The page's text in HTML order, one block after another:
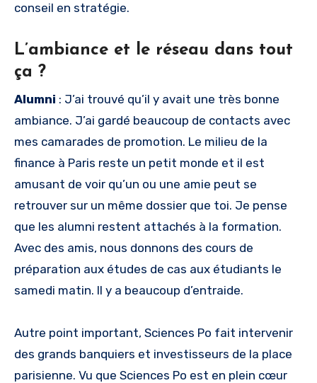
conseil en stratégie.
L’ambiance et le réseau dans tout
ça ?
Alumni : J’ai trouvé qu’il y avait une très bonne
ambiance. J’ai gardé beaucoup de contacts avec
mes camarades de promotion. Le milieu de la
finance à Paris reste un petit monde et il est
amusant de voir qu’un ou une amie peut se
retrouver sur un même dossier que toi. Je pense
que les alumni restent attachés à la formation.
Avec des amis, nous donnons des cours de
préparation aux études de cas aux étudiants le
samedi matin. Il y a beaucoup d’entraide.
Autre point important, Sciences Po fait intervenir
des grands banquiers et investisseurs de la place
parisienne. Vu que Sciences Po est en plein cœur